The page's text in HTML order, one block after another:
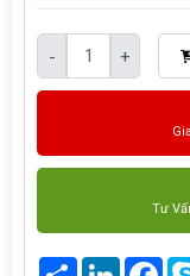
- +
Tư
Share LinkedIn